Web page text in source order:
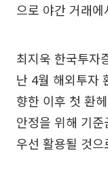
으로 야간 거래
최지욱 한국투자
난 4월 해외투자
향한 이후 첫 환
안정을 위해 기
우선 활용될 것